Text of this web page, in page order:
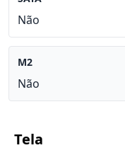
Não
M2
Não
Tela